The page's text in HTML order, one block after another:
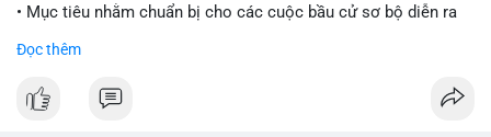
• Mục tiêu nhằm chuẩn bị cho các cuộc bầu cử sơ bộ diễn ra
Đọc thêm